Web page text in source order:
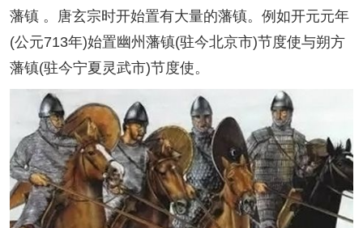
藩镇 。唐玄宗时开始置有大量的藩镇。例如开元元年
(公元713年)始置幽州藩镇(驻今北京市)节度使与朔方
藩镇(驻今宁夏灵武市)节度使。